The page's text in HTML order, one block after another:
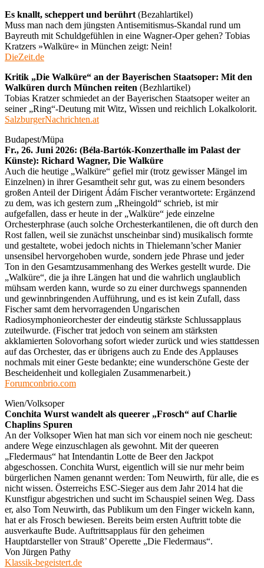
Es knallt, scheppert und berührt (Bezahlartikel)
Muss man nach dem jüngsten Antisemitismus-Skandal rund um
Bayreuth mit Schuldgefühlen in eine Wagner-Oper gehen? Tobias
Kratzers »Walküre« in München zeigt: Nein!
DieZeit.de
Kritik „Die Walküre“ an der Bayerischen Staatsoper: Mit den
Walküren durch München reiten (Bezhlartikel)
Tobias Kratzer schmiedet an der Bayerischen Staatsoper weiter an
seiner „Ring“-Deutung mit Witz, Wissen und reichlich Lokalkolorit.
SalzburgerNachrichten.at
Budapest/Müpa
Fr., 26. Juni 2026: (Béla-Bartók-Konzerthalle im Palast der
Künste): Richard Wagner, Die Walküre
Auch die heutige „Walküre“ gefiel mir (trotz gewisser Mängel im
Einzelnen) in ihrer Gesamtheit sehr gut, was zu einem besonders
großen Anteil der Dirigent Ádám Fischer verantwortete: Ergänzend
zu dem, was ich gestern zum „Rheingold“ schrieb, ist mir
aufgefallen, dass er heute in der „Walküre“ jede einzelne
Orchesterphrase (auch solche Orchesterkantilenen, die oft durch den
Rost fallen, weil sie zunächst unscheinbar sind) musikalisch formte
und gestaltete, wobei jedoch nichts in Thielemann’scher Manier
unsensibel hervorgehoben wurde, sondern jede Phrase und jeder
Ton in den Gesamtzusammenhang des Werkes gestellt wurde. Die
„Walküre“, die ja ihre Längen hat und die wahrlich unglaublich
mühsam werden kann, wurde so zu einer durchwegs spannenden
und gewinnbringenden Aufführung, und es ist kein Zufall, dass
Fischer samt dem hervorragenden Ungarischen
Radiosymphonieorchester der eindeutig stärkste Schlussapplaus
zuteilwurde. (Fischer trat jedoch von seinem am stärksten
akklamierten Solovorhang sofort wieder zurück und wies stattdessen
auf das Orchester, das er übrigens auch zu Ende des Applauses
nochmals mit einer Geste bedankte; eine wunderschöne Geste der
Bescheidenheit und kollegialen Zusammenarbeit.)
Forumconbrio.com
Wien/Volksoper
Conchita Wurst wandelt als queerer „Frosch“ auf Charlie
Chaplins Spuren
An der Volksoper Wien hat man sich vor einem noch nie gescheut:
andere Wege einzuschlagen als gewohnt. Mit der queeren
„Fledermaus“ hat Intendantin Lotte de Beer den Jackpot
abgeschossen. Conchita Wurst, eigentlich will sie nur mehr beim
bürgerlichen Namen genannt werden: Tom Neuwirth, für alle, die es
nicht wissen. Österreichs ESC-Sieger aus dem Jahr 2014 hat die
Kunstfigur abgestrichen und sucht im Schauspiel seinen Weg. Dass
er, also Tom Neuwirth, das Publikum um den Finger wickeln kann,
hat er als Frosch bewiesen. Bereits beim ersten Auftritt tobte die
ausverkaufte Bude. Auftrittsapplaus für den geheimen
Hauptdarsteller von Strauß’ Operette „Die Fledermaus“.
Von Jürgen Pathy
Klassik-begeistert.de